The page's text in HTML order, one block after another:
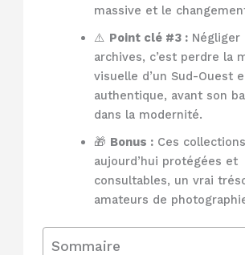
massive et le
⚠️ Point clé #3 :Négliger
archives, c’est perdre la
visuelle d’un Sud-Ouest
authentique, avant son
dans la modernité.
🎁 Bonus :Ces
aujourd’hui protégées et
consultables, un vrai
amateurs de
Sommaire